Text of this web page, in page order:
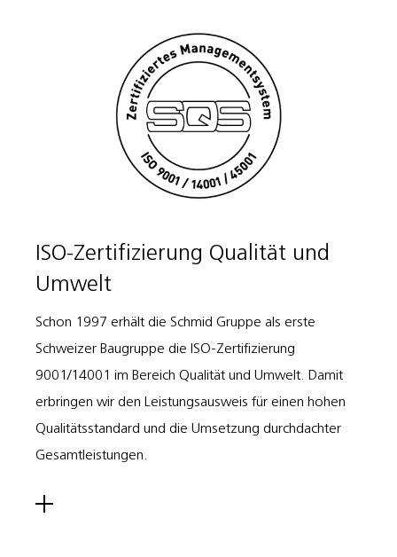
ISO-Zertifizierung Qualität und
Umwelt
Schon 1997 erhält die Schmid Gruppe als erste
Schweizer Baugruppe die ISO-Zertifizierung
9001/14001 im Bereich Qualität und Umwelt. Damit
erbringen wir den Leistungsausweis für einen hohen
Qualitätsstandard und die Umsetzung durchdachter
Gesamtleistungen.